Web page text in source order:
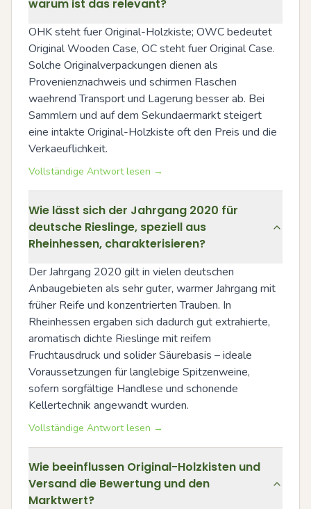
warum ist das relevant?
OHK steht fuer Original-Holzkiste; OWC bedeutet
Original Wooden Case, OC steht fuer Original Case.
Solche Originalverpackungen dienen als
Provenienznachweis und schirmen Flaschen
waehrend Transport und Lagerung besser ab. Bei
Sammlern und auf dem Sekundaermarkt steigert
eine intakte Original-Holzkiste oft den Preis und die
Verkaeuflichkeit.
Vollständige Antwort lesen →
Wie lässt sich der Jahrgang 2020 für
deutsche Rieslinge, speziell aus
Rheinhessen, charakterisieren?
Der Jahrgang 2020 gilt in vielen deutschen
Anbaugebieten als sehr guter, warmer Jahrgang mit
früher Reife und konzentrierten Trauben. In
Rheinhessen ergaben sich dadurch gut extrahierte,
aromatisch dichte Rieslinge mit reifem
Fruchtausdruck und solider Säurebasis – ideale
Voraussetzungen für langlebige Spitzenweine,
sofern sorgfältige Handlese und schonende
Kellertechnik angewandt wurden.
Vollständige Antwort lesen →
Wie beeinflussen Original-Holzkisten und
Versand die Bewertung und den
Marktwert?